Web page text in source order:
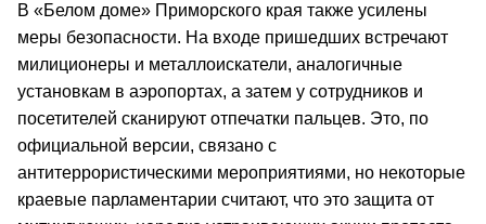
В «Белом доме» Приморского края также усилены
меры безопасности. На входе пришедших встречают
милиционеры и металлоискатели, аналогичные
установкам в аэропортах, а затем у сотрудников и
посетителей сканируют отпечатки пальцев. Это, по
официальной версии, связано с
антитеррористическими мероприятиями, но некоторые
краевые парламентарии считают, что это защита от